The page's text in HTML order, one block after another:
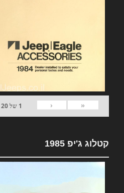
«
‹
1 של20
קטלוג ג'יפ 1985